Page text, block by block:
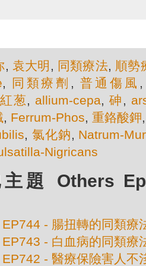
, 袁大明 , 同類療法, 順勢
, 同類療劑 , 普通傷風
紅葱, allium-cepa,砷 ,
, Ferrum-Phos, 重鉻酸鉀
, 氯化鈉, Natrum-
Nigricans
題 Others
EP744 - 腸扭轉的同類療
EP743 - 白血病的同類療
EP742 - 醫療保險害人不